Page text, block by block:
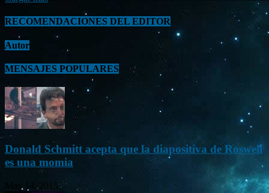
RECOMENDACIONES DEL EDITOR
Autor
MENSAJES POPULARES
Donald Schmitt acepta que la diapositiva de Roswell
es una momia
May 14, 2015